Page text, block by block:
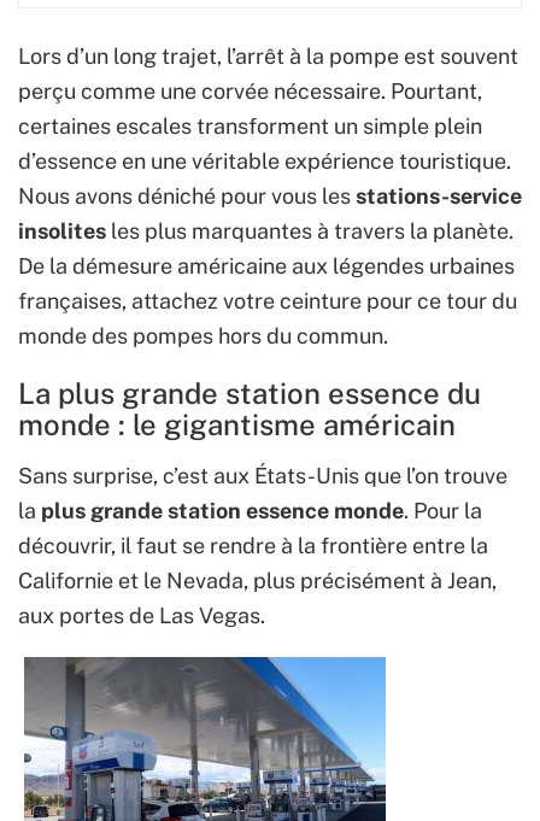
Lors d’un long trajet, l’arrêt à la pompe est souvent
perçu comme une corvée nécessaire. Pourtant,
certaines escales transforment un simple plein
d’essence en une véritable expérience touristique.
Nous avons déniché pour vous lesstations-service
insolites les plus marquantes à travers la planète.
De la démesure américaine aux légendes urbaines
françaises, attachez votre ceinture pour ce tour du
monde des pompes hors du commun.
La plus grande station essence du
monde : le gigantisme américain
Sans surprise, c’est aux États-Unis que l’on trouve
la plus grande station essence monde. Pour la
découvrir, il faut se rendre à la frontière entre la
Californie et le Nevada, plus précisément à Jean,
aux portes de Las Vegas.